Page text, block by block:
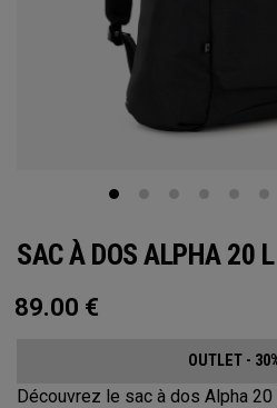
SAC À DOS ALPHA 20 L
89.00 €
OUTLET -
Découvrez le sac à dos Alpha